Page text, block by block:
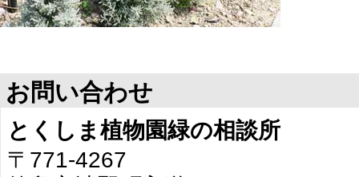
お問い合わせ
とくしま植物園緑の相談所
〒771-4267